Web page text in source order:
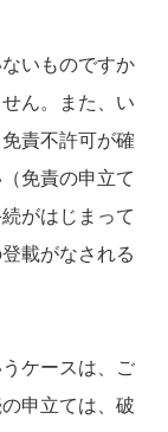
いものですか
ん。また、い
責不許可が確
免責の申立て
がはじまって
載がなされる
ケースは、ご
申立ては、破